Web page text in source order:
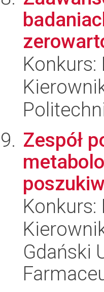
Konkurs:
Zespół
Konkurs:
Gdański